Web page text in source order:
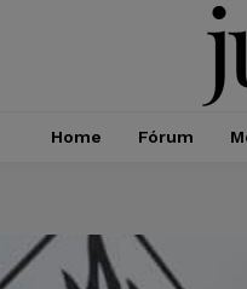
Home Fórum